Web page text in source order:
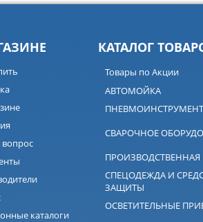
вопрос
каталоги
КАТАЛОГ
Товары по Акции
АВТОМОЙКА
ПНЕВМОИНСТРУМЕНТ
СВАРОЧНОЕ
ПРОИЗВОДСТВЕННАЯ
СПЕЦОДЕЖДА И
ЗАЩИТЫ
ОСВЕТИТЕЛЬНЫЕ